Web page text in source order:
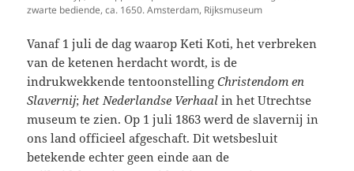
zwarte bediende, ca. 1650. Amsterdam, Rijksmuseum
Vanaf 1 juli de dag waarop Keti Koti, het verbreken
van de ketenen herdacht wordt, is de
indrukwekkende tentoonstellingChristendom en
Slavernij; het Nederlandse Verhaal in het Utrechtse
museum te zien. Op 1 juli 1863 werd de slavernij in
ons land officieel afgeschaft. Dit wetsbesluit
betekende echter geen einde aan de